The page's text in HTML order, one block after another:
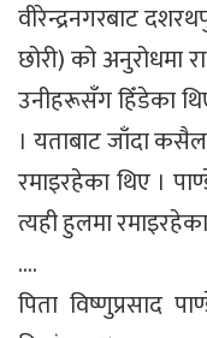
वीरेन्द्रनगरबाट
छोरी) को अनुरोधमा
उनीहरूसँग हिँडेका
। यताबाट जाँदा
रमाइरहेका थिए ।
त्यही हुलमा
….
पिता विष्णुप्रसाद